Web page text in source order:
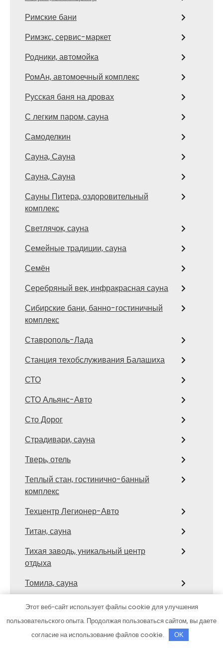
Римские бани
Римэкс, сервис-маркет
Родники, автомойка
РомАн, автомоечный комплекс
Русская баня на дровах
С легким паром, сауна
Самоделкин
Сауна, Сауна
Сауна, Сауна
Сауны Питера, оздоровительный
комплекс
Светлячок, сауна
Семейные традиции, сауна
Семён
Серебряный век, инфракрасная сауна
Сибирские бани, банно-гостиничный
комплекс
Ставрополь-Лада
Станция техобслуживания Балашиха
СТО
СТО Альянс-Авто
Сто Дорог
Страдивари, сауна
Тверь, отель
Теплый стан, гостинично-банный
комплекс
Техцентр Легионер-Авто
Титан, сауна
Тихая заводь, уникальный центр
отдыха
Томила, сауна
ТракСервис
Транзит
Этот веб-сайт использует файлы cookie для улучшения
пользовательского опыта. Продолжая пользоваться сайтом, вы даете
согласие на использование файлов cookie.
OK